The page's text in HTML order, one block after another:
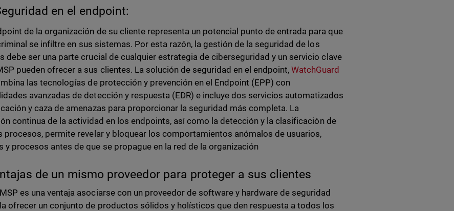
en el endpoint:
de la organización de su cliente representa un potencial punto de entrada para que
se infiltre en sus sistemas. Por esta razón, la gestión de la seguridad de los
debe ser una parte crucial de cualquier estrategia de ciberseguridad y un servicio clave
pueden ofrecer a sus clientes. La solución de seguridad en el endpoint,WatchGuard
las tecnologías de protección y prevención en el Endpoint (EPP) con
avanzadas de detección y respuesta (EDR) e incluye dos servicios automatizados
y caza de amenazas para proporcionar la seguridad más completa. La
continua de la actividad en los endpoints, así como la detección y la clasificación de
procesos, permite revelar y bloquear los comportamientos anómalos de usuarios,
y procesos antes de que se propague en la red de la organización
de un mismo proveedor para proteger a sus clientes
es una ventaja asociarse con un proveedor de software y hardware de seguridad
ofrecer un conjunto de productos sólidos y holísticos que den respuesta a todos los